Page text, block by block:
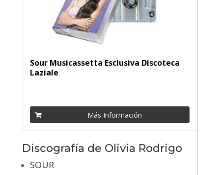
Sour Musicassetta Esclusiva Discoteca
Laziale
Más Información
Discografía de Olivia Rodrigo
SOUR